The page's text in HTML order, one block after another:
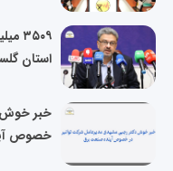
استان
خبر خوش
خصوص